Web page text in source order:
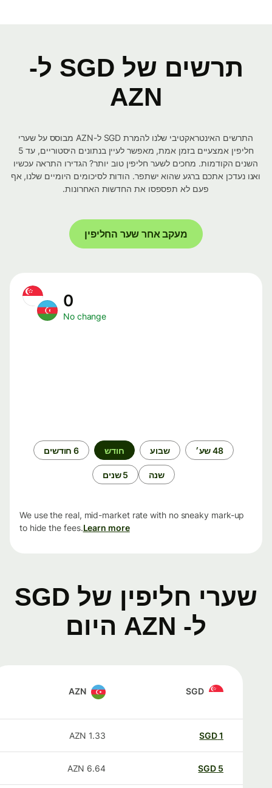
תרשים של SGD ל-
AZN
התרשים האינטראקטיבי שלנו להמרת SGD ל-AZN מבוסס על שערי
חליפין אמצעיים בזמן אמת, מאפשר לעיין בנתונים היסטוריים, עד 5
השנים הקודמות. מחכים לשער חליפין טוב יותר? הגדירו התראה עכשיו
ואנו נעדכן אתכם ברגע שהוא ישתפר. הודות לסיכומים היומיים שלנו, אף
פעם לא תפספסו את החדשות האחרונות.
מעקב אחר שער החליפין
No change
48 שע׳ שבוע חודש 6 חודשים
שנה 5 שנים
We use the real, mid-market rate with no sneaky mark-up
to hide the fees.Learn more
שערי חליפין של SGD
ל- AZN היום
SGD
AZN
SGD
1.33
AZN
SGD
6.64
AZN